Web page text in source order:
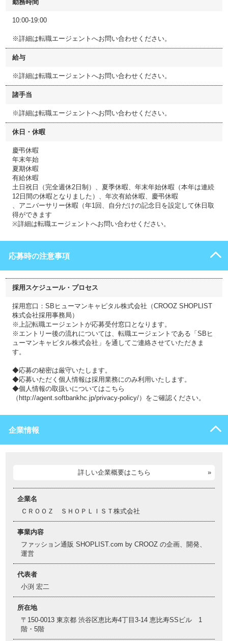
勤務時間
10:00-19:00
※詳細は転職エージェントへお問い合わせください。
給与
※詳細は転職エージェントへお問い合わせください。
諸手当
※詳細は転職エージェントへお問い合わせください。
休日・休暇
慶弔休暇
年末年始
夏期休暇
有給休暇
土日祝日（完全週休2日制）、夏季休暇、年末年始休暇（本年は連続
12日間の休暇となりました）、年次有給休暇、慶弔休暇
、アニバーサリー休暇（年1回、自分だけの記念日を設定して休日取
得ができます
※詳細は転職エージェントへお問い合わせください。
応募時の注意事項
採用スケジュール・プロセス
採用窓口：SBヒューマンキャピタル株式会社（CROOZ SHOPLIST
株式会社採用事務局）
※上記転職エージェントが応募受付窓口となります。
※エントリー後の流れについては、転職エージェントである「SBヒ
ューマンキャピタル株式会社」を通してご連絡させていただきま
す。
◆応募の秘密は厳守いたします。
◆応募いただく個人情報は採用業務にのみ利用いたします。
◆個人情報の取扱いについてはこちら
（http://agent.softbankhc.jp/privacy-policy/）をご確認ください。
企業情報
詳しい企業概要はこちら
企業名
ＣＲＯＯＺ ＳＨＯＰＬＩＳＴ株式会社
事業内容
ファッション通販 SHOPLIST.com by CROOZ の企画、開発、
運営
代表者
小渕 宏二
所在地
〒150-0013 東京都 渋谷区恵比寿4丁目3-14 恵比寿SSビル 1
階・5階